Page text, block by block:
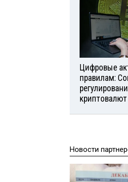
Цифровые
правилам:
криптовалют
Новости